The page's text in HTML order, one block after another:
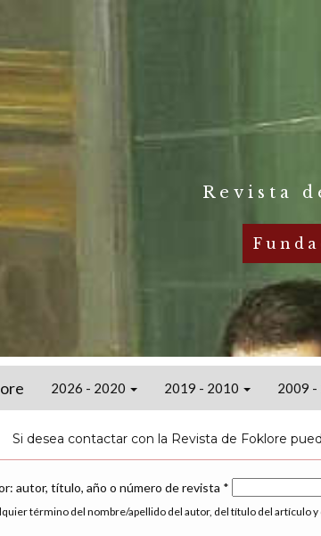
Revista
2026 - 2020 2019 - 2010 2009 -
Si desea contactar con la Revista de Foklore
autor, título, año o número de revista *
término del nombre/apellido del autor, del título del artículo